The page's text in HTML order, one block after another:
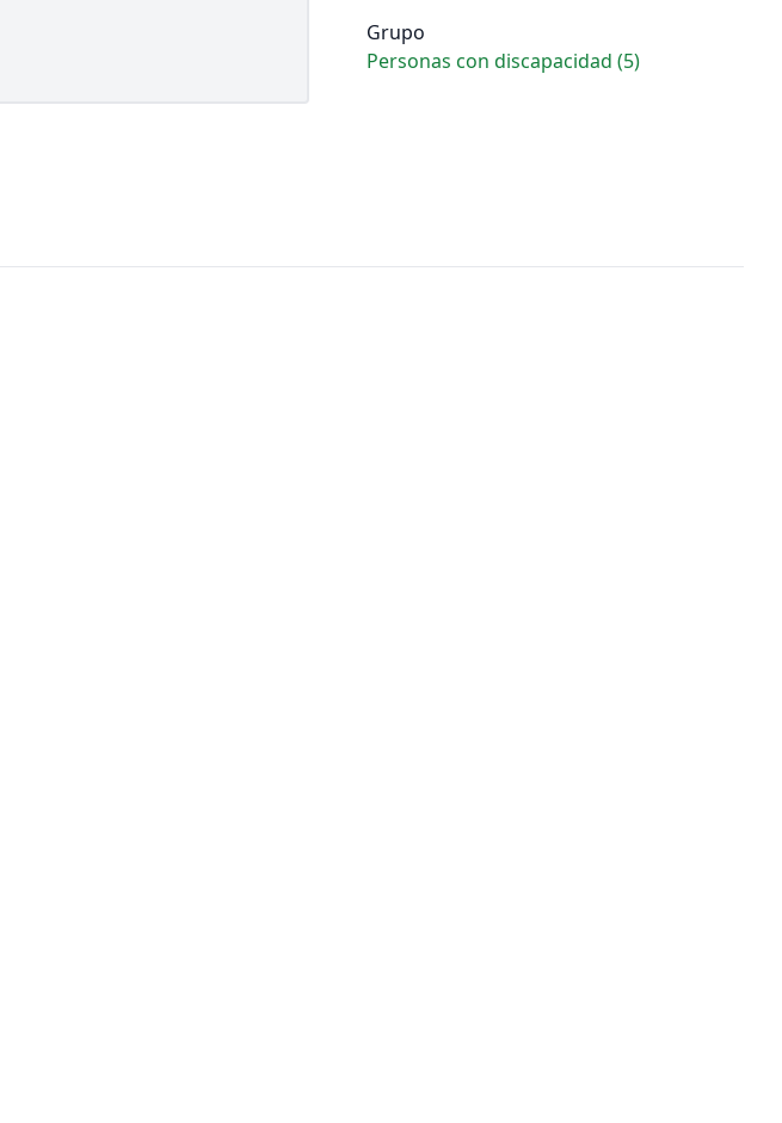
Grupo
Personas con discapacidad (5)